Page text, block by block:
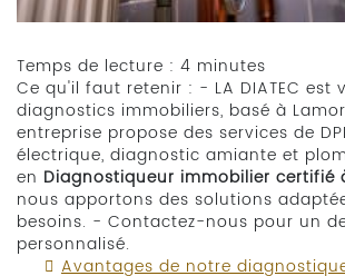
Temps de lecture : 4 minutes
Ce qu'il faut retenir : - LA DIATEC est
diagnostics immobiliers, basé à
entreprise propose des services de
électrique, diagnostic amiante et
en Diagnostiqueur immobilier certifié
nous apportons des solutions
besoins. - Contactez-nous pour un
personnalisé.
Avantages de notre